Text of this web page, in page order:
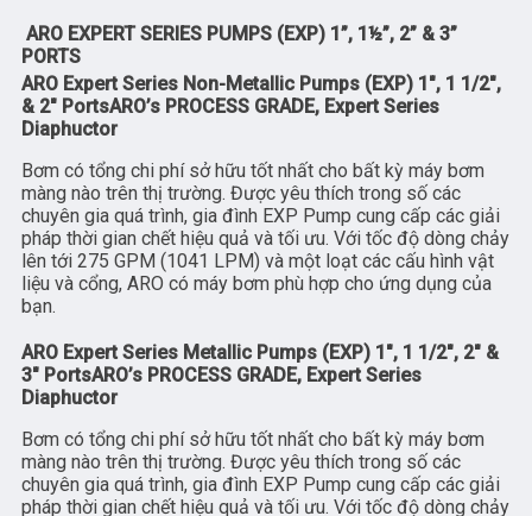
ARO EXPERT SERIES PUMPS (EXP) 1”, 1½”, 2” & 3”
PORTS
ARO Expert Series Non-Metallic Pumps (EXP) 1″, 1 1/2″,
& 2″ PortsARO’s PROCESS GRADE, Expert Series
Diaphuctor
Bơm có tổng chi phí sở hữu tốt nhất cho bất kỳ máy bơm
màng nào trên thị trường. Được yêu thích trong số các
chuyên gia quá trình, gia đình EXP Pump cung cấp các giải
pháp thời gian chết hiệu quả và tối ưu. Với tốc độ dòng chảy
lên tới 275 GPM (1041 LPM) và một loạt các cấu hình vật
liệu và cổng, ARO có máy bơm phù hợp cho ứng dụng của
bạn.
ARO Expert Series Metallic Pumps (EXP) 1″, 1 1/2″, 2″ &
3″ PortsARO’s PROCESS GRADE, Expert Series
Diaphuctor
Bơm có tổng chi phí sở hữu tốt nhất cho bất kỳ máy bơm
màng nào trên thị trường. Được yêu thích trong số các
chuyên gia quá trình, gia đình EXP Pump cung cấp các giải
pháp thời gian chết hiệu quả và tối ưu. Với tốc độ dòng chảy